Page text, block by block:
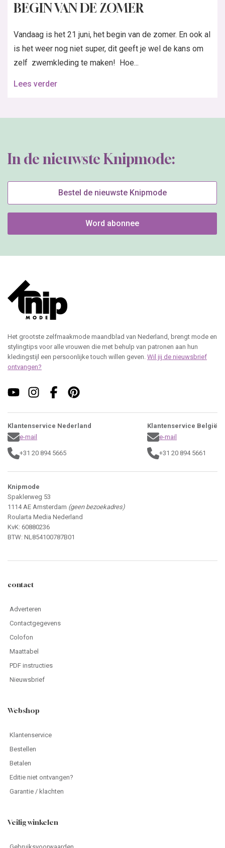
BEGIN VAN DE ZOMER
Vandaag is het 21 juni, het begin van de zomer. En ook al
is het weer nog niet super, dit geeft je wel de kans om
zelf zwemkleding te maken! Hoe...
Lees verder
In de nieuwste Knipmode:
Bestel de nieuwste Knipmode
Word abonnee
Het grootste zelfmaakmode maandblad van Nederland, brengt mode en
stylingtips voor alle vrouwen die met behulp van patronen aan hun
kledingstijl een persoonlijke touch willen geven. Wil jij de nieuwsbrief
ontvangen?
Klantenservice Nederland
e-mail
+31 20 894 5665
Klantenservice België
e-mail
+31 20 894 5661
Knipmode
Spaklerweg 53
1114 AE Amsterdam (geen bezoekadres)
Roularta Media Nederland
KvK: 60880236
BTW: NL854100787B01
contact
Adverteren
Contactgegevens
Colofon
Maattabel
PDF instructies
Nieuwsbrief
Webshop
Klantenservice
Bestellen
Betalen
Editie niet ontvangen?
Garantie / klachten
Veilig winkelen